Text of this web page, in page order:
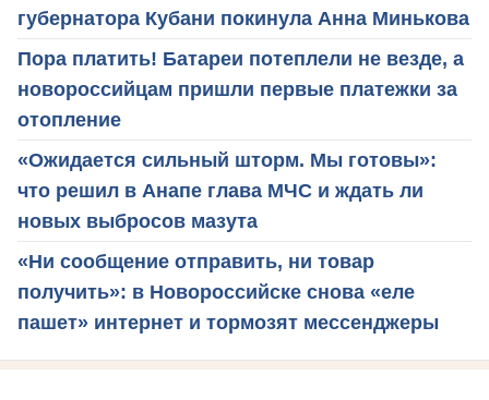
губернатора Кубани покинула Анна Минькова
Пора платить! Батареи потеплели не везде, а
новороссийцам пришли первые платежки за
отопление
«Ожидается сильный шторм. Мы готовы»:
что решил в Анапе глава МЧС и ждать ли
новых выбросов мазута
«Ни сообщение отправить, ни товар
получить»: в Новороссийске снова «еле
пашет» интернет и тормозят мессенджеры